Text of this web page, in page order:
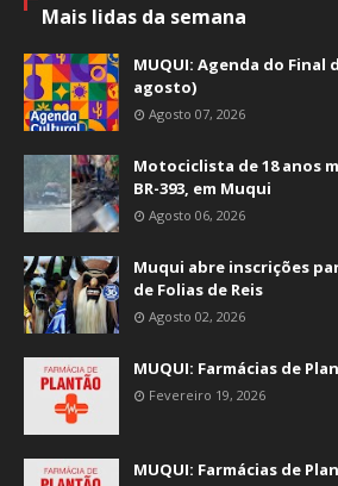
Mais lidas da semana
MUQUI: Agenda do Final
agosto)
Agosto 07, 2026
Motociclista de 18 anos
BR-393, em Muqui
Agosto 06, 2026
Muqui abre inscrições
de Folias de Reis
Agosto 02, 2026
MUQUI: Farmácias de
Fevereiro 19, 2026
MUQUI: Farmácias de